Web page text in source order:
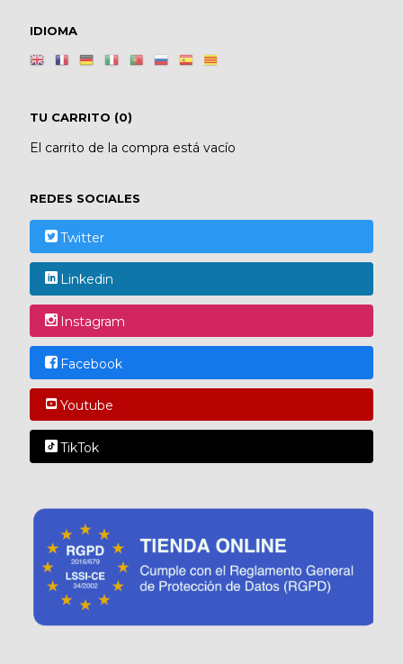
IDIOMA
TU CARRITO (0)
El carrito de la compra está vacío
REDES SOCIALES
Twitter
Linkedin
Instagram
Facebook
Youtube
TikTok